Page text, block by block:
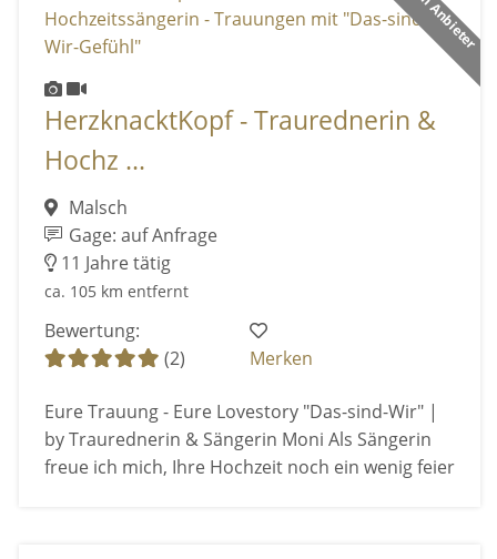
HerzknacktKopf - Traurednerin &
Hochz ...
Malsch
Gage: auf Anfrage
11 Jahre tätig
ca. 105 km entfernt
Bewertung:
(2)
Merken
Eure Trauung - Eure Lovestory "Das-sind-Wir" |
by Traurednerin & Sängerin Moni Als Sängerin
freue ich mich, Ihre Hochzeit noch ein wenig feier